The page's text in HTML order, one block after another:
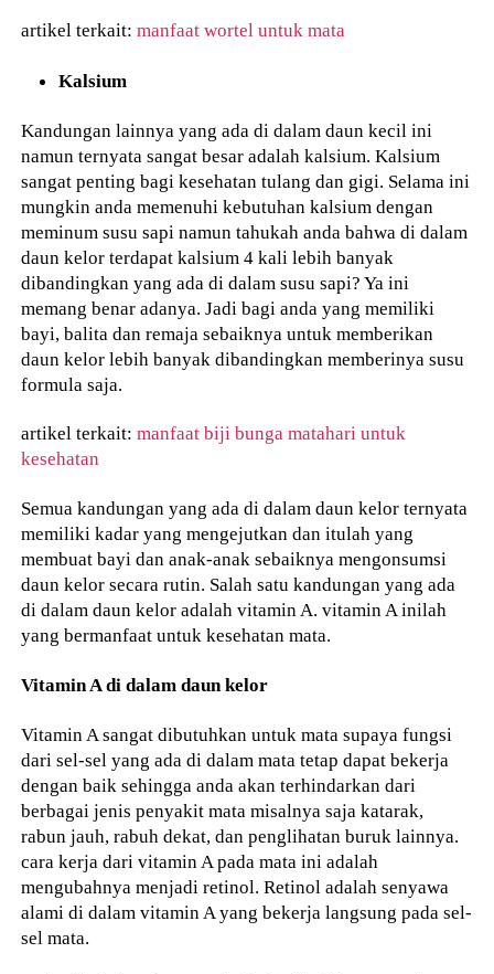
artikel terkait:manfaat wortel untuk mata
Kalsium
Kandungan lainnya yang ada di dalam daun kecil ini
namun ternyata sangat besar adalah kalsium. Kalsium
sangat penting bagi kesehatan tulang dan gigi. Selama ini
mungkin anda memenuhi kebutuhan kalsium dengan
meminum susu sapi namun tahukah anda bahwa di dalam
daun kelor terdapat kalsium 4 kali lebih banyak
dibandingkan yang ada di dalam susu sapi? Ya ini
memang benar adanya. Jadi bagi anda yang memiliki
bayi, balita dan remaja sebaiknya untuk memberikan
daun kelor lebih banyak dibandingkan memberinya susu
formula saja.
artikel terkait:manfaat biji bunga matahari untuk
kesehatan
Semua kandungan yang ada di dalam daun kelor ternyata
memiliki kadar yang mengejutkan dan itulah yang
membuat bayi dan anak-anak sebaiknya mengonsumsi
daun kelor secara rutin. Salah satu kandungan yang ada
di dalam daun kelor adalah vitamin A. vitamin A inilah
yang bermanfaat untuk kesehatan mata.
Vitamin A di dalam daun kelor
Vitamin A sangat dibutuhkan untuk mata supaya fungsi
dari sel-sel yang ada di dalam mata tetap dapat bekerja
dengan baik sehingga anda akan terhindarkan dari
berbagai jenis penyakit mata misalnya saja katarak,
rabun jauh, rabuh dekat, dan penglihatan buruk lainnya.
cara kerja dari vitamin A pada mata ini adalah
mengubahnya menjadi retinol. Retinol adalah senyawa
alami di dalam vitamin A yang bekerja langsung pada sel-
sel mata.